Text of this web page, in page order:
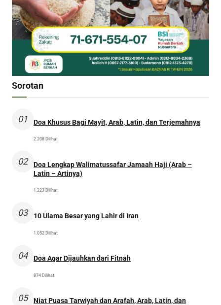
Sorotan
01 Doa Khusus Bagi Mayit, Arab, Latin, dan Terjemahnya
2.208 Dilihat
02
Doa Lengkap Walimatussafar Jamaah Haji (Arab –
Latin – Artinya)
1.223 Dilihat
03 10 Ulama Besar yang Lahir di Iran
1.052 Dilihat
04 Doa Agar Dijauhkan dari Fitnah
874 Dilihat
05 Niat Puasa Tarwiyah dan Arafah, Arab, Latin, dan